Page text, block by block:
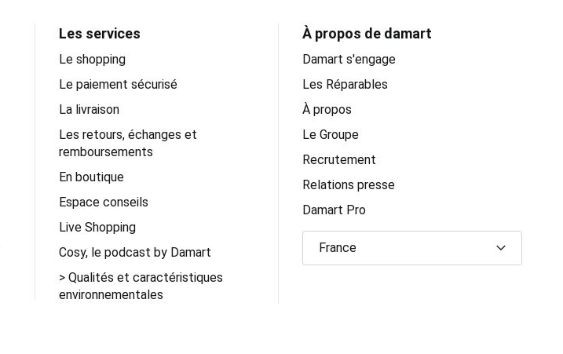
Les services
Le shopping
Le paiement sécurisé
La livraison
Les retours, échanges et
remboursements
En boutique
Espace conseils
Live Shopping
Cosy, le podcast by Damart
Qualités et caractéristiques
environnementales
À propos de damart
Damart s'engage
Les Réparables
À propos
Le Groupe
Recrutement
Relations presse
Damart Pro
France